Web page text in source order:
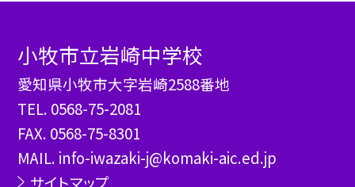
小牧市立岩崎中学校
愛知県小牧市大字岩崎2588番地
TEL. 0568-75-2081
FAX. 0568-75-8301
MAIL. info-iwazaki-j@komaki-aic.ed.jp
サイトマップ